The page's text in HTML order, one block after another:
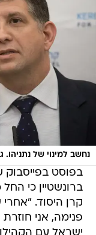
נחשב למינוי של נתניהו.
בפוסט
ברונשטיין כי
קרן היסוד.
פנימה, אני